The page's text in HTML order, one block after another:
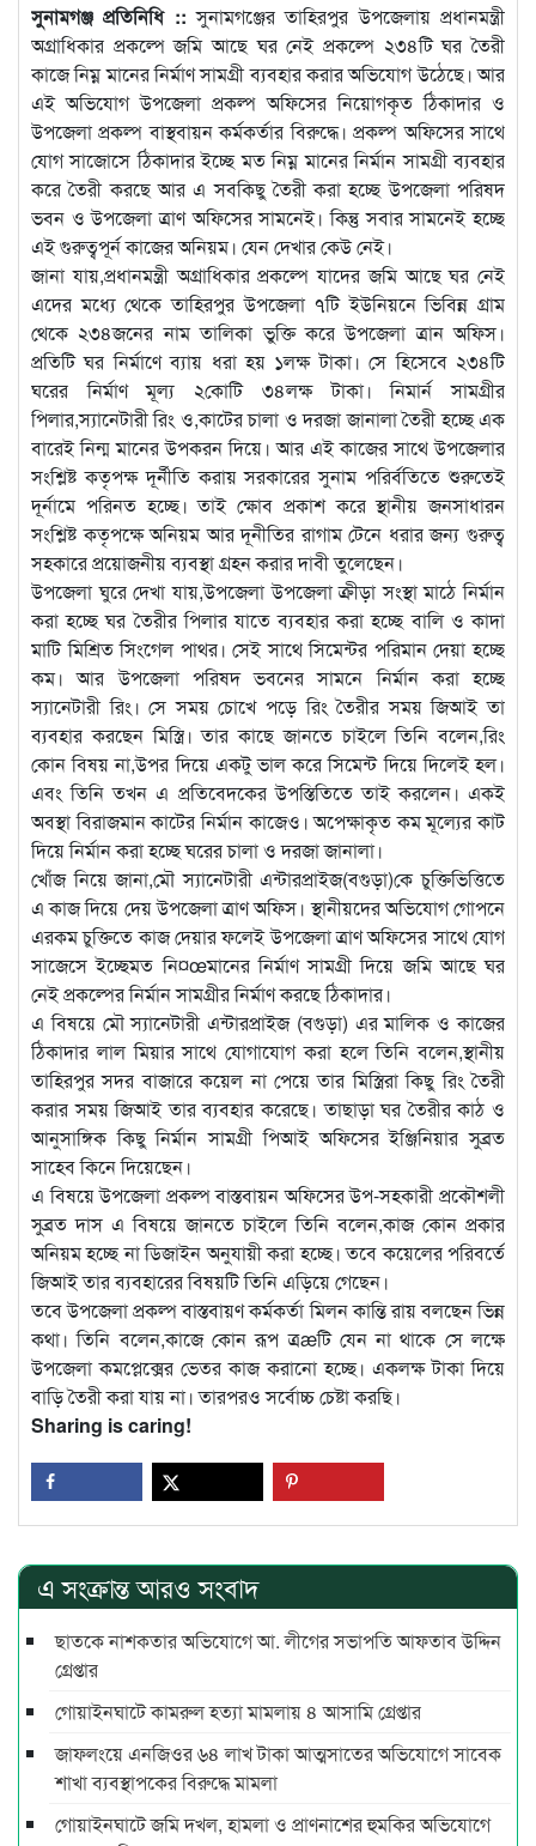
সুনামগঞ্জ প্রতিনিধি :: সুনামগঞ্জের তাহিরপুর উপজেলায় প্রধানমন্ত্রী
অগ্রাধিকার প্রকল্পে জমি আছে ঘর নেই প্রকল্পে ২৩৪টি ঘর তৈরী
কাজে নিম্ন মানের নির্মাণ সামগ্রী ব্যবহার করার অভিযোগ উঠেছে। আর
এই অভিযোগ উপজেলা প্রকল্প অফিসের নিয়োগকৃত ঠিকাদার ও
উপজেলা প্রকল্প বাস্থবায়ন কর্মকর্তার বিরুদ্ধে। প্রকল্প অফিসের সাথে
যোগ সাজোসে ঠিকাদার ইচ্ছে মত নিম্ন মানের নির্মান সামগ্রী ব্যবহার
করে তৈরী করছে আর এ সবকিছু তৈরী করা হচ্ছে উপজেলা পরিষদ
ভবন ও উপজেলা ত্রাণ অফিসের সামনেই। কিন্তু সবার সামনেই হচ্ছে
এই গুরুত্বপূর্ন কাজের অনিয়ম। যেন দেখার কেউ নেই।
জানা যায়,প্রধানমন্ত্রী অগ্রাধিকার প্রকল্পে যাদের জমি আছে ঘর নেই
এদের মধ্যে থেকে তাহিরপুর উপজেলা ৭টি ইউনিয়নে ভিবিন্ন গ্রাম
থেকে ২৩৪জনের নাম তালিকা ভুক্তি করে উপজেলা ত্রান অফিস।
প্রতিটি ঘর নির্মাণে ব্যায় ধরা হয় ১লক্ষ টাকা। সে হিসেবে ২৩৪টি
ঘরের নির্মাণ মূল্য ২কোটি ৩৪লক্ষ টাকা। নিমার্ন সামগ্রীর
পিলার,স্যানেটারী রিং ও,কাটের চালা ও দরজা জানালা তৈরী হচ্ছে এক
বারেই নিন্ম মানের উপকরন দিয়ে। আর এই কাজের সাথে উপজেলার
সংশ্লিষ্ট কতৃপক্ষ দূর্নীতি করায় সরকারের সুনাম পরির্বতিতে শুরুতেই
দূর্নামে পরিনত হচ্ছে। তাই ক্ষোব প্রকাশ করে স্থানীয় জনসাধারন
সংশ্লিষ্ট কতৃপক্ষে অনিয়ম আর দূনীতির রাগাম টেনে ধরার জন্য গুরুত্ব
সহকারে প্রয়োজনীয় ব্যবস্থা গ্রহন করার দাবী তুলেছেন।
উপজেলা ঘুরে দেখা যায়,উপজেলা উপজেলা ক্রীড়া সংস্থা মাঠে নির্মান
করা হচ্ছে ঘর তৈরীর পিলার যাতে ব্যবহার করা হচ্ছে বালি ও কাদা
মাটি মিশ্রিত সিংগেল পাথর। সেই সাথে সিমেন্টর পরিমান দেয়া হচ্ছে
কম। আর উপজেলা পরিষদ ভবনের সামনে নির্মান করা হচ্ছে
স্যানেটারী রিং। সে সময় চোখে পড়ে রিং তৈরীর সময় জিআই তা
ব্যবহার করছেন মিস্ত্রি। তার কাছে জানতে চাইলে তিনি বলেন,রিং
কোন বিষয় না,উপর দিয়ে একটু ভাল করে সিমেন্ট দিয়ে দিলেই হল।
এবং তিনি তখন এ প্রতিবেদকের উপস্তিতিতে তাই করলেন। একই
অবস্থা বিরাজমান কাটের নির্মান কাজেও। অপেক্ষাকৃত কম মূল্যের কাট
দিয়ে নির্মান করা হচ্ছে ঘরের চালা ও দরজা জানালা।
খোঁজ নিয়ে জানা,মৌ স্যানেটারী এন্টারপ্রাইজ(বগুড়া)কে চুক্তিভিত্তিতে
এ কাজ দিয়ে দেয় উপজেলা ত্রাণ অফিস। স্থানীয়দের অভিযোগ গোপনে
এরকম চুক্তিতে কাজ দেয়ার ফলেই উপজেলা ত্রাণ অফিসের সাথে যোগ
সাজেসে ইচ্ছেমত নি¤œমানের নির্মাণ সামগ্রী দিয়ে জমি আছে ঘর
নেই প্রকল্পের নির্মান সামগ্রীর নির্মাণ করছে ঠিকাদার।
এ বিষয়ে মৌ স্যানেটারী এন্টারপ্রাইজ (বগুড়া) এর মালিক ও কাজের
ঠিকাদার লাল মিয়ার সাথে যোগাযোগ করা হলে তিনি বলেন,স্থানীয়
তাহিরপুর সদর বাজারে কয়েল না পেয়ে তার মিস্ত্রিরা কিছু রিং তৈরী
করার সময় জিআই তার ব্যবহার করেছে। তাছাড়া ঘর তৈরীর কাঠ ও
আনুসাঙ্গিক কিছু নির্মান সামগ্রী পিআই অফিসের ইঞ্জিনিয়ার সুব্রত
সাহেব কিনে দিয়েছেন।
এ বিষয়ে উপজেলা প্রকল্প বাস্তবায়ন অফিসের উপ-সহকারী প্রকৌশলী
সুব্রত দাস এ বিষয়ে জানতে চাইলে তিনি বলেন,কাজ কোন প্রকার
অনিয়ম হচ্ছে না ডিজাইন অনুযায়ী করা হচ্ছে। তবে কয়েলের পরিবর্তে
জিআই তার ব্যবহারের বিষয়টি তিনি এড়িয়ে গেছেন।
তবে উপজেলা প্রকল্প বাস্তবায়ণ কর্মকর্তা মিলন কান্তি রায় বলছেন ভিন্ন
কথা। তিনি বলেন,কাজে কোন রূপ ত্রæটি যেন না থাকে সে লক্ষে
উপজেলা কমপ্লেক্সের ভেতর কাজ করানো হচ্ছে। একলক্ষ টাকা দিয়ে
বাড়ি তৈরী করা যায় না। তারপরও সর্বোচ্চ চেষ্টা করছি।
Sharing is caring!
এ সংক্রান্ত আরও সংবাদ
ছাতকে নাশকতার অভিযোগে আ. লীগের সভাপ‌তি আফতাব উদ্দিন
গ্রেপ্তার
গোয়াইনঘাটে কামরুল হত্যা মামলায় ৪ আসামি গ্রেপ্তার
জাফলংয়ে এনজিওর ৬৪ লাখ টাকা আত্মসাতের অভিযোগে সাবেক
শাখা ব্যবস্থাপকের বিরুদ্ধে মামলা
গোয়াইনঘাটে জমি দখল, হামলা ও প্রাণনাশের হুমকির অভিযোগে